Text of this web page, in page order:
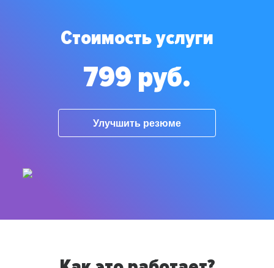
Стоимость услуги
799 руб.
Улучшить резюме